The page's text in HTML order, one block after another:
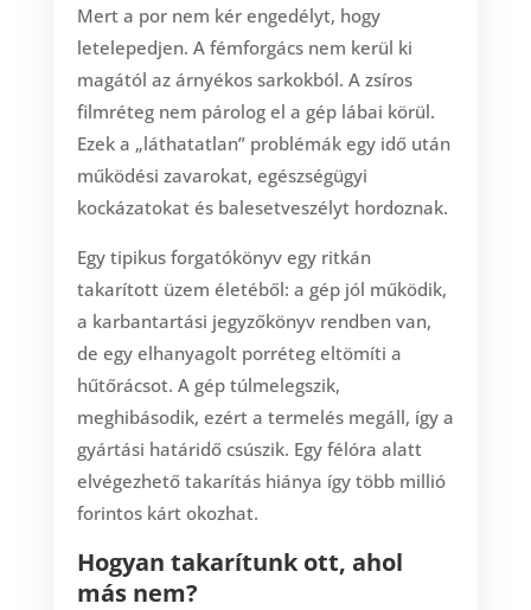
Mert a por nem kér engedélyt, hogy
letelepedjen. A fémforgács nem kerül ki
magától az árnyékos sarkokból. A zsíros
filmréteg nem párolog el a gép lábai körül.
Ezek a „láthatatlan” problémák egy idő után
működési zavarokat, egészségügyi
kockázatokat és balesetveszélyt hordoznak.
Egy tipikus forgatókönyv egy ritkán
takarított üzem életéből: a gép jól működik,
a karbantartási jegyzőkönyv rendben van,
de egy elhanyagolt porréteg eltömíti a
hűtőrácsot. A gép túlmelegszik,
meghibásodik, ezért a termelés megáll, így a
gyártási határidő csúszik. Egy félóra alatt
elvégezhető takarítás hiánya így több millió
forintos kárt okozhat.
Hogyan takarítunk ott, ahol
más nem?